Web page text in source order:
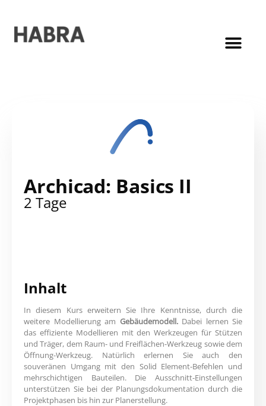
Archicad: Basics II
2 Tage
Inhalt
In diesem Kurs erweitern Sie Ihre Kenntnisse, durch die
weitere Modellierung am Gebäudemodell.Dabei lernen Sie
das effiziente Modellieren mit den Werkzeugen für Stützen
und Träger, dem Raum- und Freiflächen-Werkzeug sowie dem
Öffnung-Werkzeug. Natürlich erlernen Sie auch den
souveränen Umgang mit den Solid Element-Befehlen und
mehrschichtigen Bauteilen. Die Ausschnitt-Einstellungen
unterstützen Sie bei der Planungsdokumentation durch die
Projektphasen bis hin zur Planerstellung.